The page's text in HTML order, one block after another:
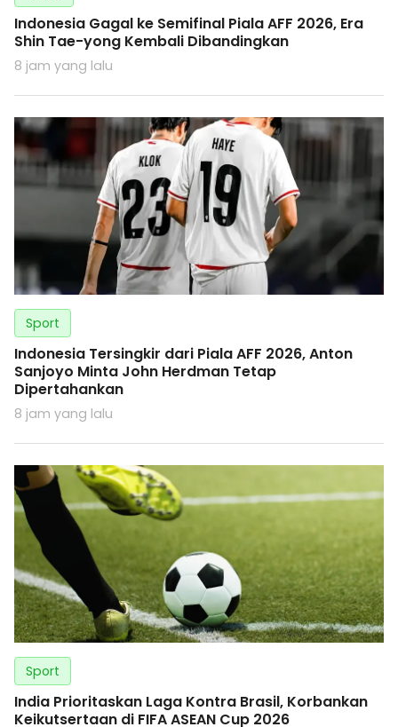
Indonesia Gagal ke Semifinal Piala AFF 2026, Era
Shin Tae-yong Kembali Dibandingkan
8 jam yang lalu
Sport
Indonesia Tersingkir dari Piala AFF 2026, Anton
Sanjoyo Minta John Herdman Tetap
Dipertahankan
8 jam yang lalu
Sport
India Prioritaskan Laga Kontra Brasil, Korbankan
Keikutsertaan di FIFA ASEAN Cup 2026